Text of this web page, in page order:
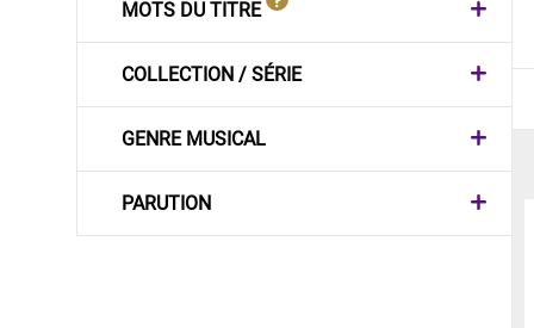
MOTS DU TITRE
COLLECTION / SÉRIE
GENRE MUSICAL
PARUTION